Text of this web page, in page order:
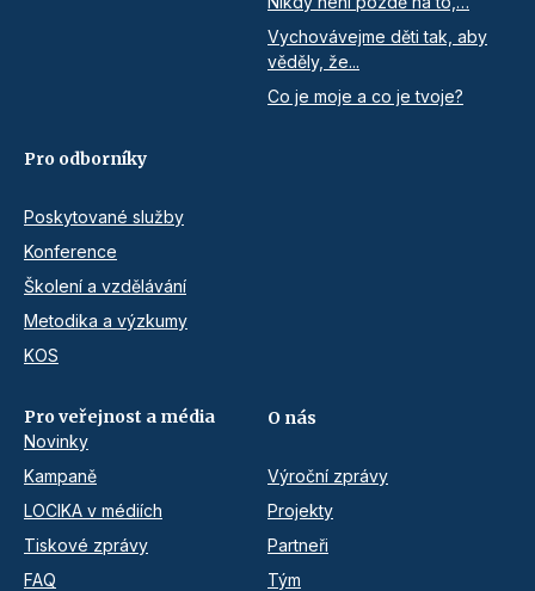
Vychovávejme děti tak, aby
věděly, že...
Co je moje a co je tvoje?
Pro odborníky
Poskytované služby
Konference
Školení a vzdělávání
Metodika a výzkumy
KOS
Pro veřejnost a média
Novinky
Kampaně
LOCIKA v médiích
Tiskové zprávy
FAQ
O nás
Výroční zprávy
Projekty
Partneři
Tým